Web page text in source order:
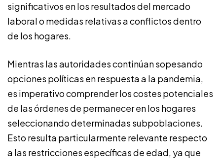
significativos en los resultados del mercado
laboral o medidas relativas a conflictos dentro
de los hogares.
Mientras las autoridades continúan sopesando
opciones políticas en respuesta a la pandemia,
es imperativo comprender los costes potenciales
de las órdenes de permanecer en los hogares
seleccionando determinadas subpoblaciones.
Esto resulta particularmente relevante respecto
a las restricciones específicas de edad, ya que